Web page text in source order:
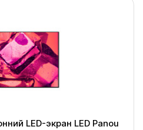
LED-экран LED Panou